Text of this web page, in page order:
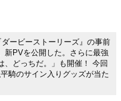
ービーストーリーズ』の事前
新PVを公開した。さらに最強
、どっちだ。」も開催！ 今回
騎のサイン入りグッズが当た